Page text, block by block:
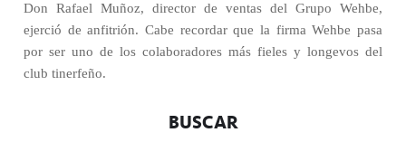
Don Rafael Muñoz, director de ventas del Grupo Wehbe,
ejerció de anfitrión. Cabe recordar que la firma Wehbe pasa
por ser uno de los colaboradores más fieles y longevos del
club tinerfeño.
BUSCAR